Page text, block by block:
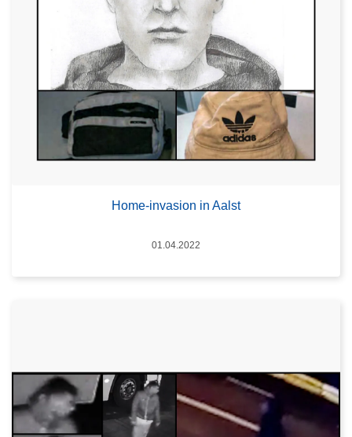
Home-invasion in Aalst
Datum
01.04.2022